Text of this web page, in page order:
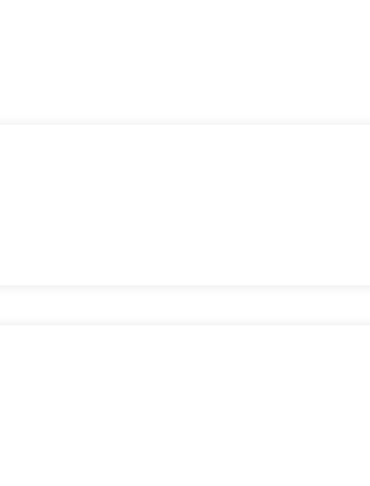
sans complications.
du marché.
des plateformes et des dApps.